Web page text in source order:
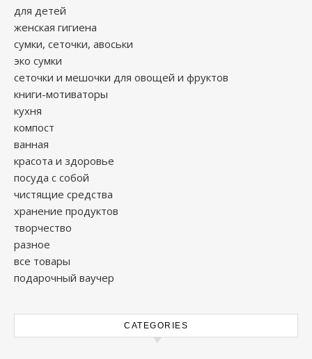
для детей
женская гигиена
сумки, сеточки, авоськи
эко сумки
сеточки и мешочки для овощей и фруктов
книги-мотиваторы
кухня
компост
ванная
красота и здоровье
посуда с собой
чистящие средства
хранение продуктов
творчество
разное
все товары
подарочный ваучер
CATEGORIES